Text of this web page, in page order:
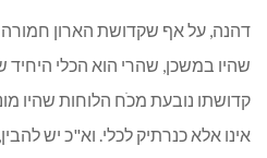
דהנה, על אף שקדושת הארון
שהיו במשכן, שהרי הוא הכלי
קדושתו נובעת מכֹח הלוחות שהיו
אינו אלא כנרתיק לכלי. וא"כ יש